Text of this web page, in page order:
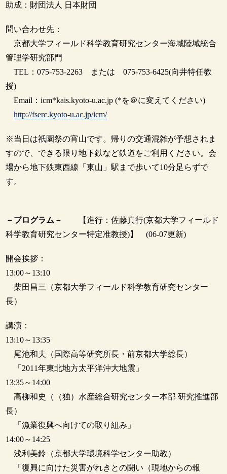
助成：財団法人 日本財団
問い合わせ先：
京都大学フィールド科学教育研究センター海域陸域統合
管理学研究部門
TEL：075-753-2263 または 075-753-6425(向井特任教
授)
Email：icm*kais.kyoto-u.ac.jp (*を＠に変えてください)
http://fserc.kyoto-u.ac.jp/icm/
※当日は祇園祭の宵山です。帰りの交通混雑が予想されま
すので、できる限り地下鉄など鉄道をご利用ください。会
場から地下鉄東西線「東山」駅まで歩いて10分足らずで
す。
－プログラム－
【進行：佐藤真行(京都大学フィールド
科学教育研究センター特定准教授)】 (06-07更新)
開会挨拶：
13:00～13:10
柴田昌三（京都大学フィールド科学教育研究センター
長）
講演：
13:10～13:35
尾池和夫（国際高等研究所長・前京都大学総長）
「2011年東北地方太平洋沖大地震」
13:35～14:00
高柳和史（（独）水産総合研究センター本部 研究推進部
長）
「漁業復興へ向けての取り組み」
14:00～14:25
浅利美鈴（京都大学環境科学センター助教）
「復興に向けた災害がれきとの闘い（現地からの報